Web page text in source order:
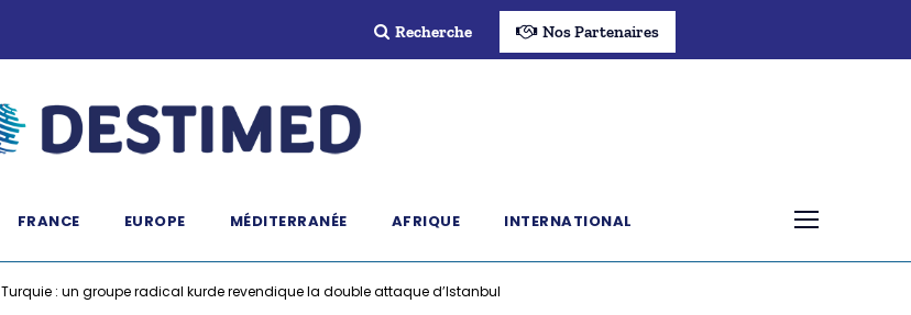
Recherche Nos Partenaires
FRANCE EUROPE MÉDITERRANÉE AFRIQUE INTERNATIONAL
Turquie : un groupe radical kurde revendique la double attaque d’Istanbul